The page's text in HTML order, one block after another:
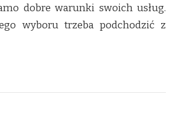
dobre warunki swoich usług.
wyboru trzeba podchodzić z